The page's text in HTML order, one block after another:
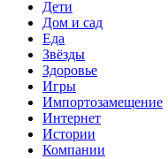
Дети
Дом и сад
Еда
Звёзды
Здоровье
Игры
Импортозамещение
Интернет
Истории
Компании